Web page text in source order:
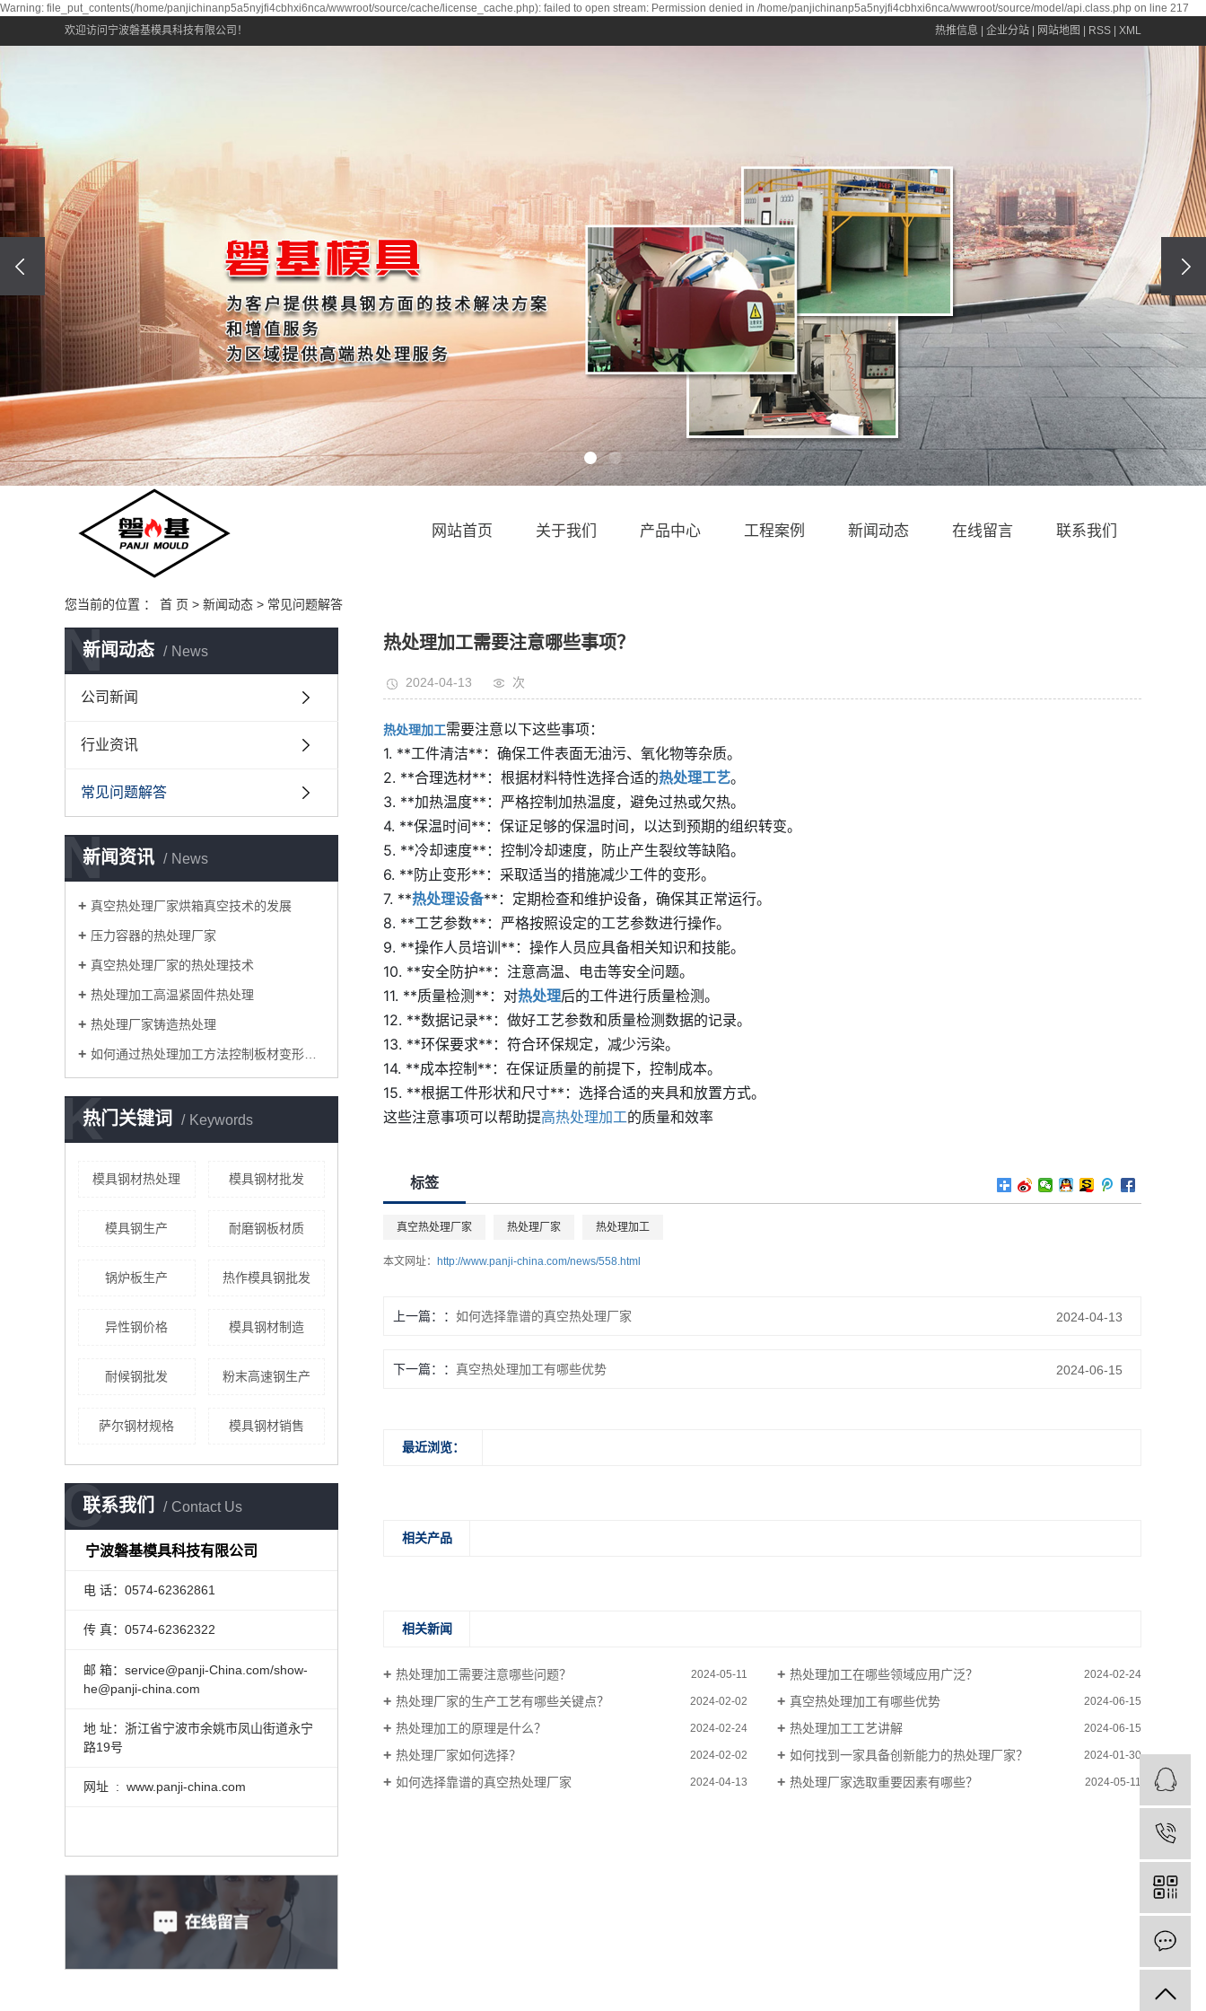
Warning: file_put_contents(/home/panjichinanp5a5nyjfi4cbhxi6nca/wwwroot/source/cache/license_cache.php): failed to open stream: Permission denied in /home/panjichinanp5a5nyjfi4cbhxi6nca/wwwroot/source/model/api.class.php on line 217
欢迎访问宁波磐基模具科技有限公司！
热推信息 企业分站 网站地图 RSS XML
网站首页 关于我们 产品中心 工程案例 新闻动态 在线留言 联系我们
您当前的位置 ： 首 页 > 新闻动态 > 常见问题解答
新闻动态 News
N
公司新闻
行业资讯
常见问题解答
新闻资讯 News
N
真空热处理厂家烘箱真空技术的发展
压力容器的热处理厂家
真空热处理厂家的热处理技术
热处理加工高温紧固件热处理
热处理厂家铸造热处理
如何通过热处理加工方法控制板材变形问题
热门关键词 Keywords
K
模具钢材热处理 模具钢材批发
模具钢生产 耐磨钢板材质
锅炉板生产 热作模具钢批发
异性钢价格 模具钢材制造
耐候钢批发 粉末高速钢生产
萨尔钢材规格 模具钢材销售
联系我们 Contact Us
C
宁波磐基模具科技有限公司
电 话：0574-62362861
传 真：0574-62362322
邮 箱：service@panji-China.com/show-
he@panji-china.com
地 址：浙江省宁波市余姚市凤山街道永宁
路19号
网址 : www.panji-china.com
热处理加工需要注意哪些事项？
2024-04-13 次
热处理加工需要注意以下这些事项：
1. **工件清洁**：确保工件表面无油污、氧化物等杂质。
2. **合理选材**：根据材料特性选择合适的热处理工艺。
3. **加热温度**：严格控制加热温度，避免过热或欠热。
4. **保温时间**：保证足够的保温时间，以达到预期的组织转变。
5. **冷却速度**：控制冷却速度，防止产生裂纹等缺陷。
6. **防止变形**：采取适当的措施减少工件的变形。
7. **热处理设备**：定期检查和维护设备，确保其正常运行。
8. **工艺参数**：严格按照设定的工艺参数进行操作。
9. **操作人员培训**：操作人员应具备相关知识和技能。
10. **安全防护**：注意高温、电击等安全问题。
11. **质量检测**：对热处理后的工件进行质量检测。
12. **数据记录**：做好工艺参数和质量检测数据的记录。
13. **环保要求**：符合环保规定，减少污染。
14. **成本控制**：在保证质量的前提下，控制成本。
15. **根据工件形状和尺寸**：选择合适的夹具和放置方式。
这些注意事项可以帮助提高热处理加工的质量和效率
标签
真空热处理厂家 热处理厂家 热处理加工
本文网址： http://www.panji-china.com/news/558.html
上一篇： 如何选择靠谱的真空热处理厂家 2024-04-13
下一篇： 真空热处理加工有哪些优势 2024-06-15
最近浏览：
相关产品
相关新闻
热处理加工需要注意哪些问题？ 2024-05-11 热处理加工在哪些领域应用广泛？ 2024-02-24
热处理厂家的生产工艺有哪些关键点？ 2024-02-02 真空热处理加工有哪些优势 2024-06-15
热处理加工的原理是什么？ 2024-02-24 热处理加工工艺讲解 2024-06-15
热处理厂家如何选择？ 2024-02-02 如何找到一家具备创新能力的热处理厂家？ 2024-01-30
如何选择靠谱的真空热处理厂家 2024-04-13 热处理厂家选取重要因素有哪些？ 2024-05-11